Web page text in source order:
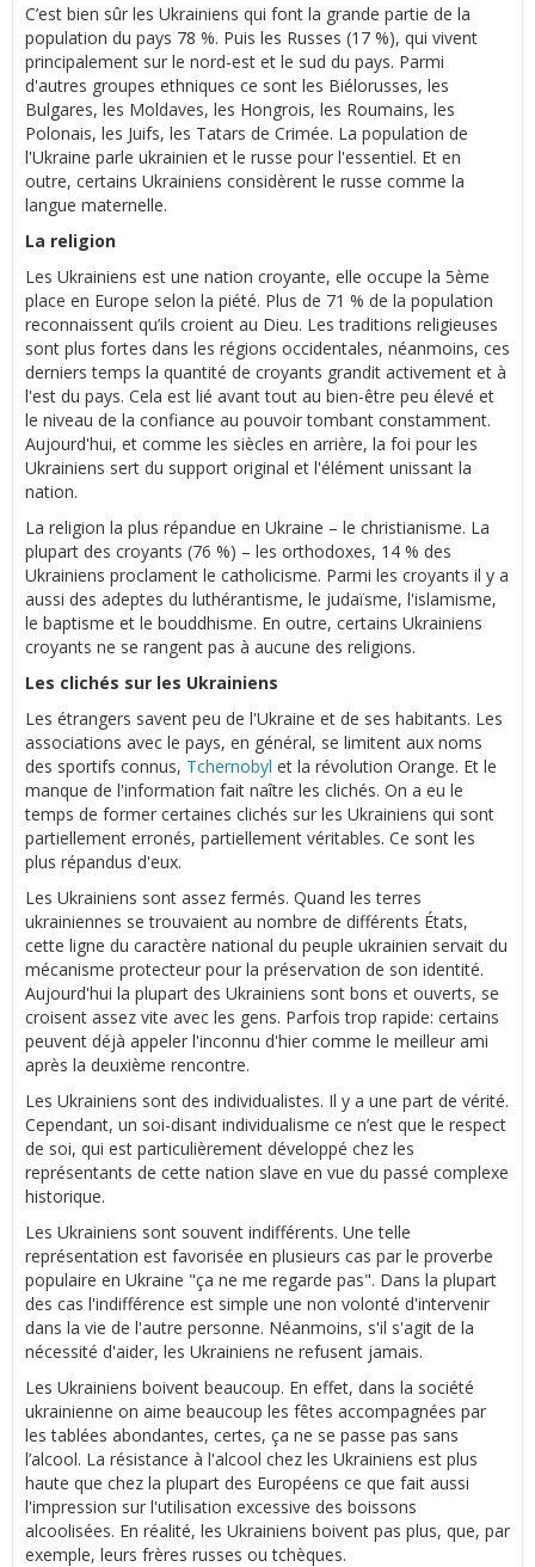
C’est bien sûr les Ukrainiens qui font la grande partie de la
population du pays 78 %. Puis les Russes (17 %), qui vivent
principalement sur le nord-est et le sud du pays. Parmi
d'autres groupes ethniques ce sont les Biélorusses, les
Bulgares, les Moldaves, les Hongrois, les Roumains, les
Polonais, les Juifs, les Tatars de Crimée. La population de
l'Ukraine parle ukrainien et le russe pour l'essentiel. Et en
outre, certains Ukrainiens considèrent le russe comme la
langue maternelle.
La religion
Les Ukrainiens est une nation croyante, elle occupe la 5ème
place en Europe selon la piété. Plus de 71 % de la population
reconnaissent qu’ils croient au Dieu. Les traditions religieuses
sont plus fortes dans les régions occidentales, néanmoins, ces
derniers temps la quantité de croyants grandit activement et à
l'est du pays. Cela est lié avant tout au bien-être peu élevé et
le niveau de la confiance au pouvoir tombant constamment.
Aujourd'hui, et comme les siècles en arrière, la foi pour les
Ukrainiens sert du support original et l'élément unissant la
nation.
La religion la plus répandue en Ukraine – le christianisme. La
plupart des croyants (76 %) – les orthodoxes, 14 % des
Ukrainiens proclament le catholicisme. Parmi les croyants il y a
aussi des adeptes du luthérantisme, le judaïsme, l'islamisme,
le baptisme et le bouddhisme. En outre, certains Ukrainiens
croyants ne se rangent pas à aucune des religions.
Les clichés sur les Ukrainiens
Les étrangers savent peu de l'Ukraine et de ses habitants. Les
associations avec le pays, en général, se limitent aux noms
des sportifs connus, Tchernobyl et la révolution Orange. Et le
manque de l'information fait naître les clichés. On a eu le
temps de former certaines clichés sur les Ukrainiens qui sont
partiellement erronés, partiellement véritables. Ce sont les
plus répandus d'eux.
Les Ukrainiens sont assez fermés. Quand les terres
ukrainiennes se trouvaient au nombre de différents États,
cette ligne du caractère national du peuple ukrainien servait du
mécanisme protecteur pour la préservation de son identité.
Aujourd'hui la plupart des Ukrainiens sont bons et ouverts, se
croisent assez vite avec les gens. Parfois trop rapide: certains
peuvent déjà appeler l'inconnu d'hier comme le meilleur ami
après la deuxième rencontre.
Les Ukrainiens sont des individualistes. Il y a une part de vérité.
Cependant, un soi-disant individualisme ce n’est que le respect
de soi, qui est particulièrement développé chez les
représentants de cette nation slave en vue du passé complexe
historique.
Les Ukrainiens sont souvent indifférents. Une telle
représentation est favorisée en plusieurs cas par le proverbe
populaire en Ukraine "ça ne me regarde pas". Dans la plupart
des cas l'indifférence est simple une non volonté d'intervenir
dans la vie de l'autre personne. Néanmoins, s'il s'agit de la
nécessité d'aider, les Ukrainiens ne refusent jamais.
Les Ukrainiens boivent beaucoup. En effet, dans la société
ukrainienne on aime beaucoup les fêtes accompagnées par
les tablées abondantes, certes, ça ne se passe pas sans
l’alcool. La résistance à l'alcool chez les Ukrainiens est plus
haute que chez la plupart des Européens ce que fait aussi
l'impression sur l'utilisation excessive des boissons
alcoolisées. En réalité, les Ukrainiens boivent pas plus, que, par
exemple, leurs frères russes ou tchèques.